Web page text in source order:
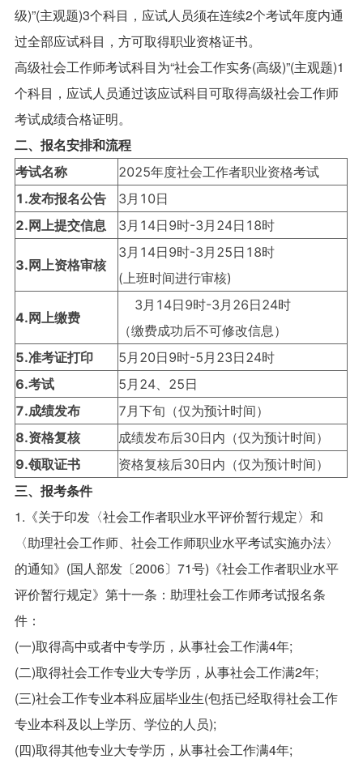
级)”(主观题)3个科目，应试人员须在连续2个考试年度内通
过全部应试科目，方可取得职业资格证书。
高级社会工作师考试科目为“社会工作实务(高级)”(主观题)1
个科目，应试人员通过该应试科目可取得高级社会工作师
考试成绩合格证明。
二、报名安排和流程
考试名称
2025年度社会工作者职业资格考试
1.发布报名公告
3月10日
2.网上提交信息
3月14日9时-3月24日18时
3.网上资格审核
3月14日9时-3月25日18时
(上班时间进行审核)
4.网上缴费
3月14日9时-3月26日24时
（缴费成功后不可修改信息）
5.准考证打印
5月20日9时-5月23日24时
6.考试
5月24、25日
7.成绩发布
7月下旬（仅为预计时间）
8.资格复核
成绩发布后30日内（仅为预计时间）
9.领取证书
资格复核后30日内（仅为预计时间）
三、报考条件
1.《关于印发〈社会工作者职业水平评价暂行规定〉和
〈助理社会工作师、社会工作师职业水平考试实施办法〉
的通知》(国人部发〔2006〕71号)《社会工作者职业水平
评价暂行规定》第十一条：助理社会工作师考试报名条
件：
(一)取得高中或者中专学历，从事社会工作满4年;
(二)取得社会工作专业大专学历，从事社会工作满2年;
(三)社会工作专业本科应届毕业生(包括已经取得社会工作
专业本科及以上学历、学位的人员);
(四)取得其他专业大专学历，从事社会工作满4年;